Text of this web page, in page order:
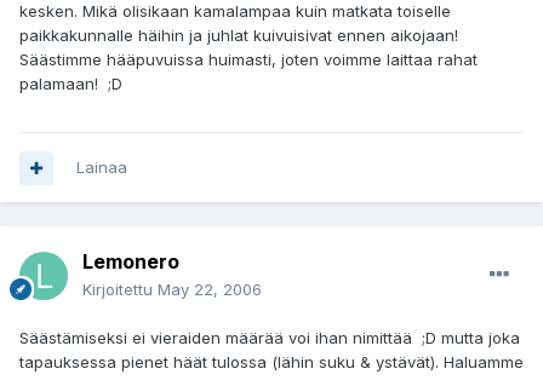
kesken. Mikä olisikaan kamalampaa kuin matkata toiselle
paikkakunnalle häihin ja juhlat kuivuisivat ennen aikojaan!
Säästimme hääpuvuissa huimasti, joten voimme laittaa rahat
palamaan! ;D
Lainaa
Lemonero
Kirjoitettu May 22, 2006
Säästämiseksi ei vieraiden määrää voi ihan nimittää ;D mutta joka
tapauksessa pienet häät tulossa (lähin suku & ystävät). Haluamme